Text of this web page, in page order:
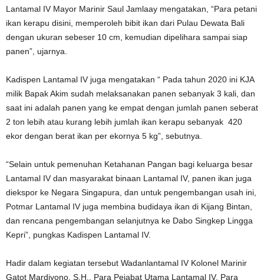
Lantamal IV Mayor Marinir Saul Jamlaay mengatakan, “Para petani
ikan kerapu disini, memperoleh bibit ikan dari Pulau Dewata Bali
dengan ukuran sebeser 10 cm, kemudian dipelihara sampai siap
panen”, ujarnya.
Kadispen Lantamal IV juga mengatakan “ Pada tahun 2020 ini KJA
milik Bapak Akim sudah melaksanakan panen sebanyak 3 kali, dan
saat ini adalah panen yang ke empat dengan jumlah panen seberat
2 ton lebih atau kurang lebih jumlah ikan kerapu sebanyak 420
ekor dengan berat ikan per ekornya 5 kg”, sebutnya.
“Selain untuk pemenuhan Ketahanan Pangan bagi keluarga besar
Lantamal IV dan masyarakat binaan Lantamal IV, panen ikan juga
diekspor ke Negara Singapura, dan untuk pengembangan usah ini,
Potmar Lantamal IV juga membina budidaya ikan di Kijang Bintan,
dan rencana pengembangan selanjutnya ke Dabo Singkep Lingga
Kepri”, pungkas Kadispen Lantamal IV.
Hadir dalam kegiatan tersebut Wadanlantamal IV Kolonel Marinir
Gatot Mardiyono, S.H., Para Pejabat Utama Lantamal IV, Para